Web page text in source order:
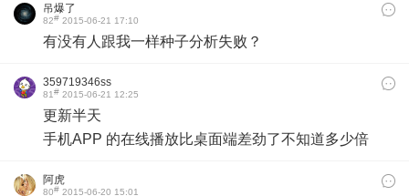
吊爆了
82# 2015-06-21 17:10
有没有人跟我一样种子分析失败？
359719346ss
81# 2015-06-21 12:25
更新半天
​手机APP 的在线播放比桌面端差劲了不知道多少倍
阿虎
80# 2015-06-20 15:01